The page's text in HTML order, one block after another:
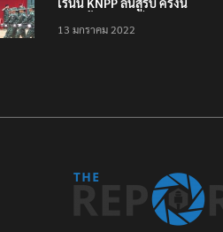
ประชาชนต้องชนะ
13 มกราคม 2022